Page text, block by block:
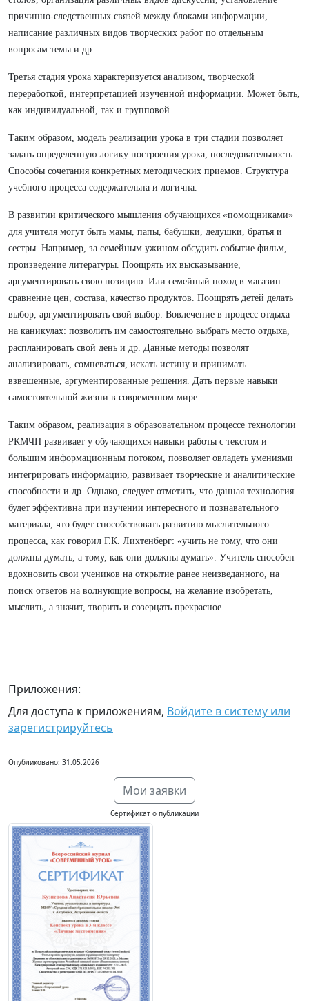
причинно-следственных связей между блоками информации,
написание различных видов творческих работ по отдельным
вопросам темы и др
Третья стадия урока характеризуется анализом, творческой
переработкой, интерпретацией изученной информации. Может быть,
как индивидуальной, так и групповой.
Таким образом, модель реализации урока в три стадии позволяет
задать определенную логику построения урока, последовательность.
Способы сочетания конкретных методических приемов. Структура
учебного процесса содержательна и логична.
В развитии критического мышления обучающихся «помощниками»
для учителя могут быть мамы, папы, бабушки, дедушки, братья и
сестры. Например, за семейным ужином обсудить событие фильм,
произведение литературы. Поощрять их высказывание,
аргументировать свою позицию. Или семейный поход в магазин:
сравнение цен, состава, качество продуктов. Поощрять детей делать
выбор, аргументировать свой выбор. Вовлечение в процесс отдыха
на каникулах: позволить им самостоятельно выбрать место отдыха,
распланировать свой день и др. Данные методы позволят
анализировать, сомневаться, искать истину и принимать
взвешенные, аргументированные решения. Дать первые навыки
самостоятельной жизни в современном мире.
Таким образом, реализация в образовательном процессе технологии
РКМЧП развивает у обучающихся навыки работы с текстом и
большим информационным потоком, позволяет овладеть умениями
интегрировать информацию, развивает творческие и аналитические
способности и др. Однако, следует отметить, что данная технология
будет эффективна при изучении интересного и познавательного
материала, что будет способствовать развитию мыслительного
процесса, как говорил Г.К. Лихтенберг: «учить не тому, что они
должны думать, а тому, как они должны думать». Учитель способен
вдохновить свои учеников на открытие ранее неизведанного, на
поиск ответов на волнующие вопросы, на желание изобретать,
мыслить, а значит, творить и созерцать прекрасное.
Приложения:
Для доступа к приложениям, Войдите в систему или
зарегистрируйтесь
Опубликовано: 31.05.2026
Мои заявки
Сертификат о публикации